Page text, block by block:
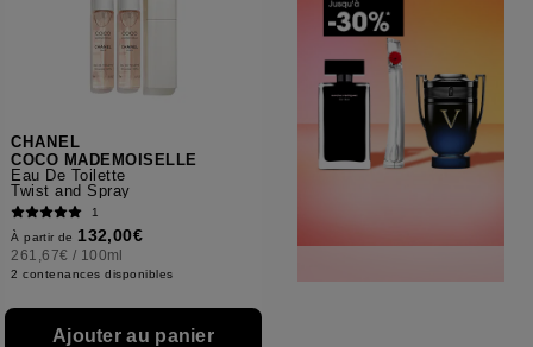
CHANEL
COCO MADEMOISELLE
Eau De Toilette
Twist and Spray
1
À partir de 132,00€
261,67€ / 100ml
2 contenances disponibles
Ajouter au panier